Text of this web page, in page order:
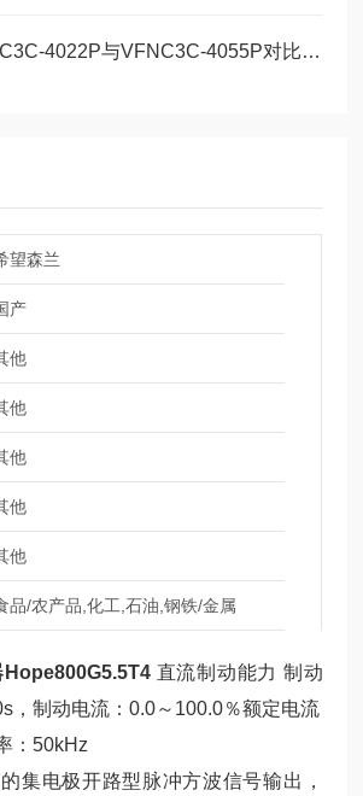
东芝变频器VFNC3C-4022P与VFNC3C-4055P对比：两款定位器该如何按需选型？
望森兰
产
他
他
他
他
他
品/农产品,化工,石油,钢铁/金属
直流制动能力 制动
，制动电流：0.0～100.0％额定电流
：50kHz
集电极开路型脉冲方波信号输出，